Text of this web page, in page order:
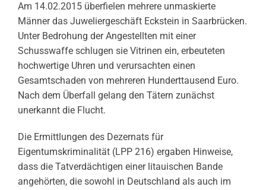
Am 14.02.2015 überfielen mehrere unmaskierte
Männer das Juweliergeschäft Eckstein in Saarbrücken.
Unter Bedrohung der Angestellten mit einer
Schusswaffe schlugen sie Vitrinen ein, erbeuteten
hochwertige Uhren und verursachten einen
Gesamtschaden von mehreren Hunderttausend Euro.
Nach dem Überfall gelang den Tätern zunächst
unerkannt die Flucht.
Die Ermittlungen des Dezernats für
Eigentumskriminalität (LPP 216) ergaben Hinweise,
dass die Tatverdächtigen einer litauischen Bande
angehörten, die sowohl in Deutschland als auch im